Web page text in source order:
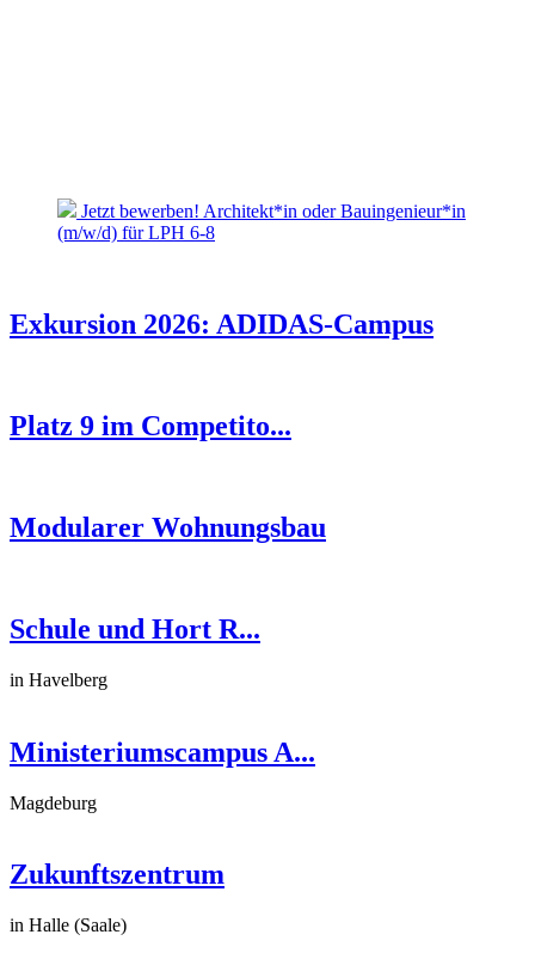
Jetzt bewerben! Architekt*in oder Bauingenieur*in
(m/w/d) für LPH 6-8
Exkursion 2026: ADIDAS-Campus
Platz 9 im Competito...
Modularer Wohnungsbau
Schule und Hort R...
in Havelberg
Ministeriumscampus A...
Magdeburg
Zukunftszentrum
in Halle (Saale)